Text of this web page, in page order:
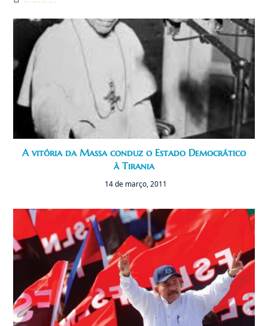
A vitória da Massa conduz o Estado Democrático
à Tirania
14 de março, 2011